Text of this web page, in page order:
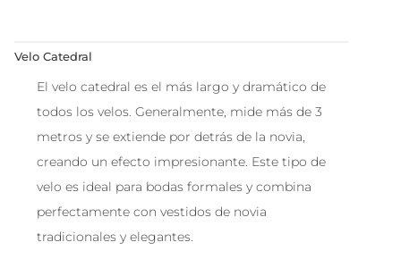
Velo Catedral
El velo catedral es el más largo y dramático de
todos los velos. Generalmente, mide más de 3
metros y se extiende por detrás de la novia,
creando un efecto impresionante. Este tipo de
velo es ideal para bodas formales y combina
perfectamente con vestidos de novia
tradicionales y elegantes.